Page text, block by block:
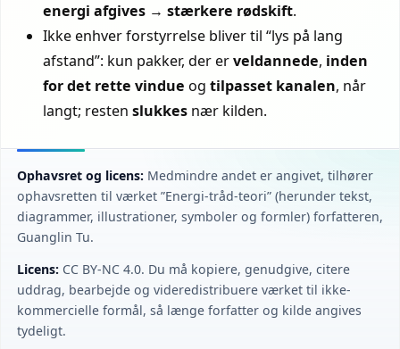
energi afgives →stærkere rødskift.
Ikke enhver forstyrrelse bliver til “lys på lang
afstand”: kun pakker, der erveldannede, inden
for det rette vindue ogtilpasset kanalen, når
langt; restenslukkes nær kilden.
Ophavsret og licens: Medmindre andet er angivet, tilhører
ophavsretten til værket ”Energi-tråd-teori” (herunder tekst,
diagrammer, illustrationer, symboler og formler) forfatteren,
Guanglin Tu.
Licens: CC BY‑NC 4.0. Du må kopiere, genudgive, citere
uddrag, bearbejde og videredistribuere værket til ikke-
kommercielle formål, så længe forfatter og kilde angives
tydeligt.